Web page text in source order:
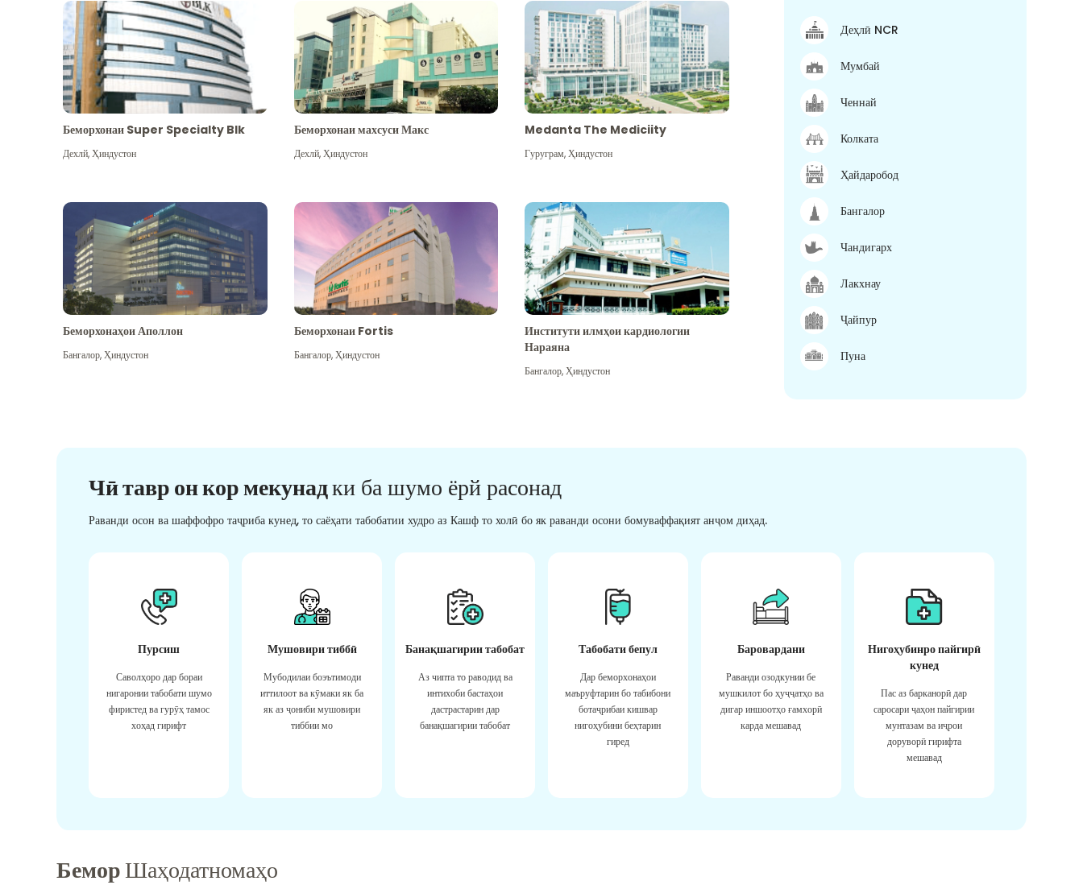
Беморхонаи Super Specialty Blk
Дехлй,Ҳиндустон
Беморхонаи махсуси Макс
Дехлй,Ҳиндустон
Medanta The Mediciity
Гуруграм,Ҳиндустон
Беморхонаҳои Аполлон
Бангалор,Ҳиндустон
Беморхонаи Fortis
Бангалор,Ҳиндустон
Институти илмҳои кардиологии
Нараяна
Бангалор,Ҳиндустон
Деҳлӣ NCR
Мумбай
Ченнай
Колката
Ҳайдаробод
Бангалор
Чандигарх
Лакхнау
Ҷайпур
Пуна
Чӣ тавр он кор мекунадки ба шумо ёрй расонад
Раванди осон ва шаффофро таҷриба кунед, то саёҳати табобатии худро аз Кашф то холӣ бо як раванди осони бомуваффақият анҷом диҳад.
Пурсиш
Саволҳоро дар бораи
нигаронии табобати шумо
фиристед ва гурӯҳ тамос
хоҳад гирифт
Мушовири тиббӣ
Мубодилаи боэътимоди
иттилоот ва кӯмаки як ба
як аз ҷониби мушовири
тиббии мо
Банақшагирии табобат
Аз чипта то раводид ва
интихоби бастаҳои
дастрастарин дар
банақшагирии табобат
Табобати бепул
Дар беморхонаҳои
маъруфтарин бо табибони
ботаҷрибаи кишвар
нигоҳубини беҳтарин
гиред
Баровардани
Раванди озодкунии бе
мушкилот бо ҳуҷҷатҳо ва
дигар иншоотҳо ғамхорӣ
карда мешавад
Нигоҳубинро пайгирӣ
кунед
Пас аз барканорӣ дар
саросари ҷаҳон пайгирии
мунтазам ва иҷрои
доруворӣ гирифта
мешавад
БеморШаҳодатномаҳо